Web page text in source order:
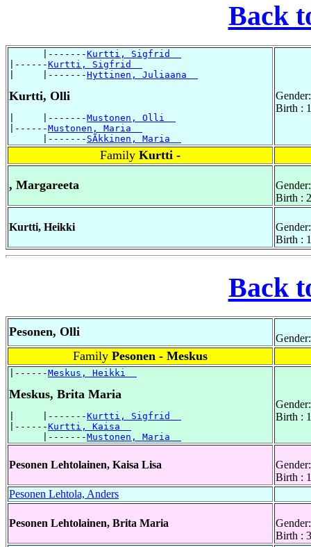
Back
      |-------
Kurtti, Sigfrid
|------Kurtti, Sigfrid
|     |-------Hyttinen, Juliaana
Kurtti, Olli
|     |-------Mustonen, Olli
|------Mustonen, Maria
      |-------
SÃkkinen, Maria
Birth :
Family Kurtti -
, Margareeta
Birth :
Kurtti, Heikki
Birth :
Back
Pesonen, Olli
Family Pesonen - Meskus
|------Meskus, Heikki
Meskus, Brita Maria
|     |-------Kurtti, Sigfrid
|------Kurtti, Kaisa
      |-------
Mustonen, Maria
Birth :
Pesonen Lehtolainen, Kaisa Lisa
Birth :
Pesonen Lehtola, Anders
Pesonen Lehtolainen, Brita Maria
Birth :